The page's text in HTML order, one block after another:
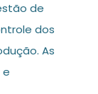
de
dos
As